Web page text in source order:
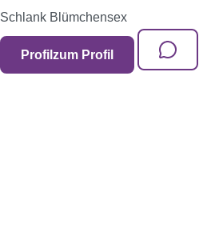
Schlank Blümchensex
Profil zum Profil